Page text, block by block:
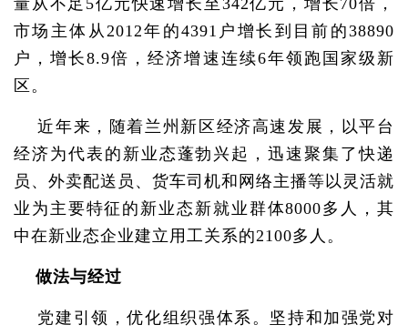
量从不足5亿元快速增长至342亿元，增长70倍，
市场主体从2012年的4391户增长到目前的38890
户，增长8.9倍，经济增速连续6年领跑国家级新
区。
近年来，随着兰州新区经济高速发展，以平台
经济为代表的新业态蓬勃兴起，迅速聚集了快递
员、外卖配送员、货车司机和网络主播等以灵活就
业为主要特征的新业态新就业群体8000多人，其
中在新业态企业建立用工关系的2100多人。
做法与经过
党建引领，优化组织强体系。坚持和加强党对